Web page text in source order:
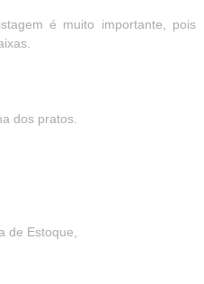
é muito importante, pois
dos pratos.
de Estoque,